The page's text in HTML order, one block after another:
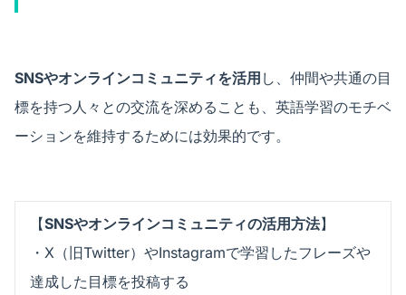
SNSやオンラインコミュニティを活用 し、仲間や共通の目
標を持つ人々との交流を深めることも、英語学習のモチベ
ーションを維持するためには効果的です。
【SNSやオンラインコミュニティの活用方法】
・X（旧Twitter）やInstagramで学習したフレーズや
達成した目標を投稿する